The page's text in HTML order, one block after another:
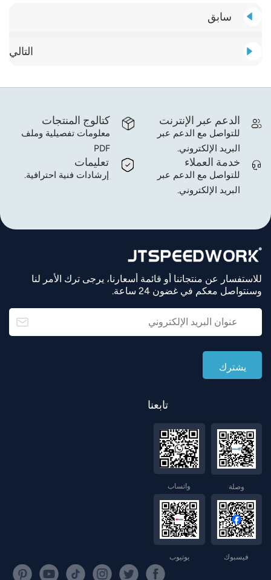
سابق
التالي
كتالوج المنتجات
معلومات تفصيلية وملف
PDF
الدعم عبر الإنترنت
للتواصل مع الدعم عبر
البريد الإلكتروني.
تعليمات
إرشادات فنية احترافية.
خدمة العملاء
للتواصل مع الدعم عبر
البريد الإلكتروني.
للاستفسار عن منتجاتنا أو قائمة أسعارنا، يرجى ترك الأمر لنا
وسنتواصل معكم في غضون 24 ساعة.
تابعنا
واتساب وصلة
يوتيوب فيسبوك